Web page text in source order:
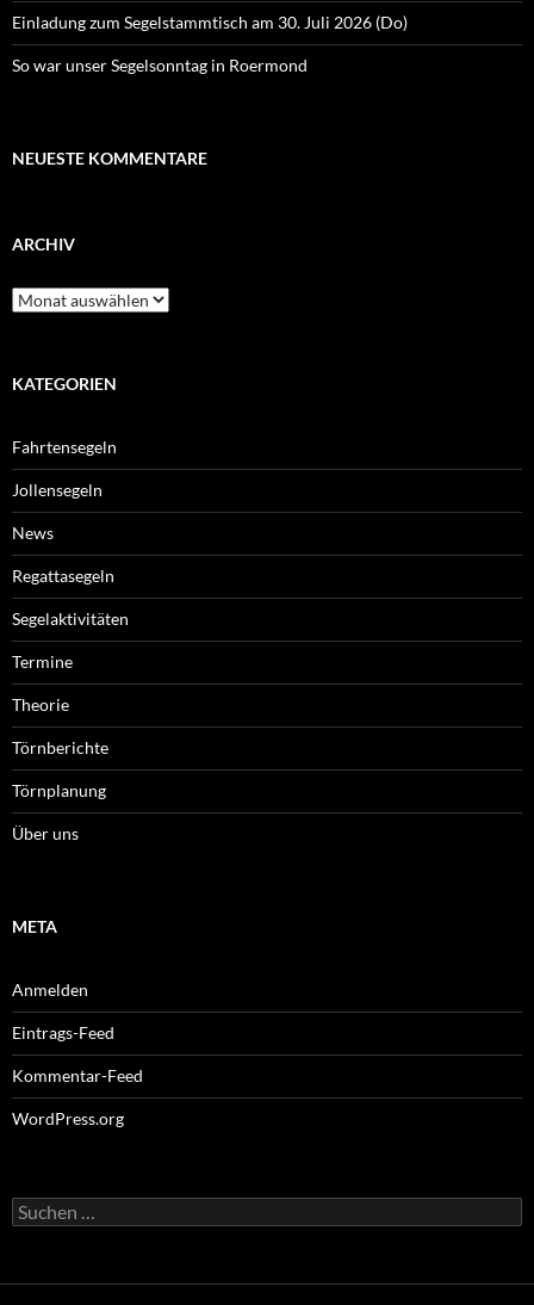
Einladung zum Segelstammtisch am 30. Juli 2026 (Do)
So war unser Segelsonntag in Roermond
NEUESTE KOMMENTARE
ARCHIV
Archiv
KATEGORIEN
Fahrtensegeln
Jollensegeln
News
Regattasegeln
Segelaktivitäten
Termine
Theorie
Törnberichte
Törnplanung
Über uns
META
Anmelden
Eintrags-Feed
Kommentar-Feed
WordPress.org
Suchen
nach: